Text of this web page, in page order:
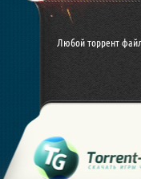
Любой торрент